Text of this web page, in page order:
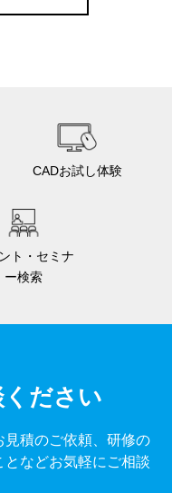
CADお試し体験
ト・セミナ
ー検索
ださい
積のご依頼、研修の
などお気軽にご相談